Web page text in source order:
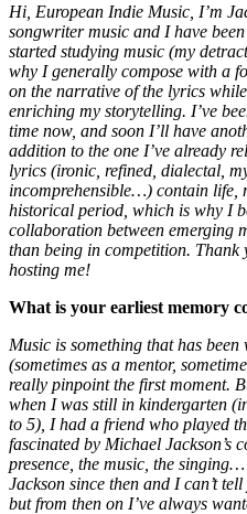
Hi, European Indie Music, I’m
songwriter music and I have
started studying music (my
why I generally compose with a
on the narrative of the lyrics
enriching my storytelling. I’ve
time now, and soon I’ll have
addition to the one I’ve already
lyrics (ironic, refined, dialectal,
incomprehensible…) contain life,
historical period, which is why I
collaboration between emerging
than being in competition.
hosting me!
What is your earliest memory
Music is something that has
(sometimes as a mentor,
really pinpoint the first moment.
when I was still in kindergarten
to 5), I had a friend who played
fascinated by Michael Jackson’s
presence, the music, the
Jackson since then and I can’t
but from then on I’ve always